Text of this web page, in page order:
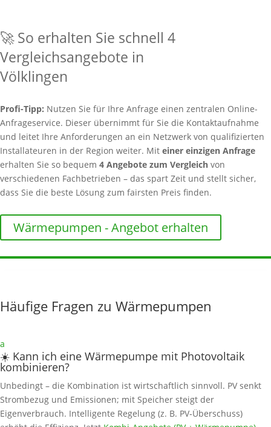
🚀 So erhalten Sie schnell 4
Vergleichsangebote in
Völklingen
Profi-Tipp: Nutzen Sie für Ihre Anfrage einen zentralen Online-
Anfrageservice. Dieser übernimmt für Sie die Kontaktaufnahme
und leitet Ihre Anforderungen an ein Netzwerk von qualifizierten
Installateuren in der Region weiter. Mit einer einzigen Anfrage
erhalten Sie so bequem 4 Angebote zum Vergleich von
verschiedenen Fachbetrieben – das spart Zeit und stellt sicher,
dass Sie die beste Lösung zum fairsten Preis finden.
Wärmepumpen - Angebot erhalten
Häufige Fragen zu Wärmepumpen
a
☀️ Kann ich eine Wärmepumpe mit Photovoltaik
kombinieren?
Unbedingt – die Kombination ist wirtschaftlich sinnvoll. PV senkt
Strombezug und Emissionen; mit Speicher steigt der
Eigenverbrauch. Intelligente Regelung (z. B. PV‑Überschuss)